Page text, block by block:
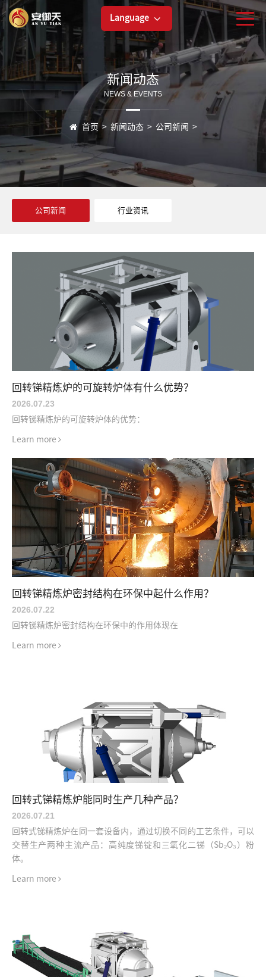
Language
新闻动态
NEWS & EVENTS
首页 > 新闻动态 > 公司新闻 >
公司新闻 行业资讯
回转锑精炼炉的可旋转炉体有什么优势？
2026.07.23
回转锑精炼炉的可旋转炉体的优势：
Learn more
回转锑精炼炉密封结构在环保中起什么作用？
2026.07.22
回转锑精炼炉密封结构在环保中的作用体现在
Learn more
回转式锑精炼炉能同时生产几种产品？
2026.07.21
回转式锑精炼炉在同一套设备内，通过切换不同的工艺条件，可以
交替生产两种主流产品：高纯度锑锭和三氧化二锑（Sb₂O₃）粉
体。
Learn more